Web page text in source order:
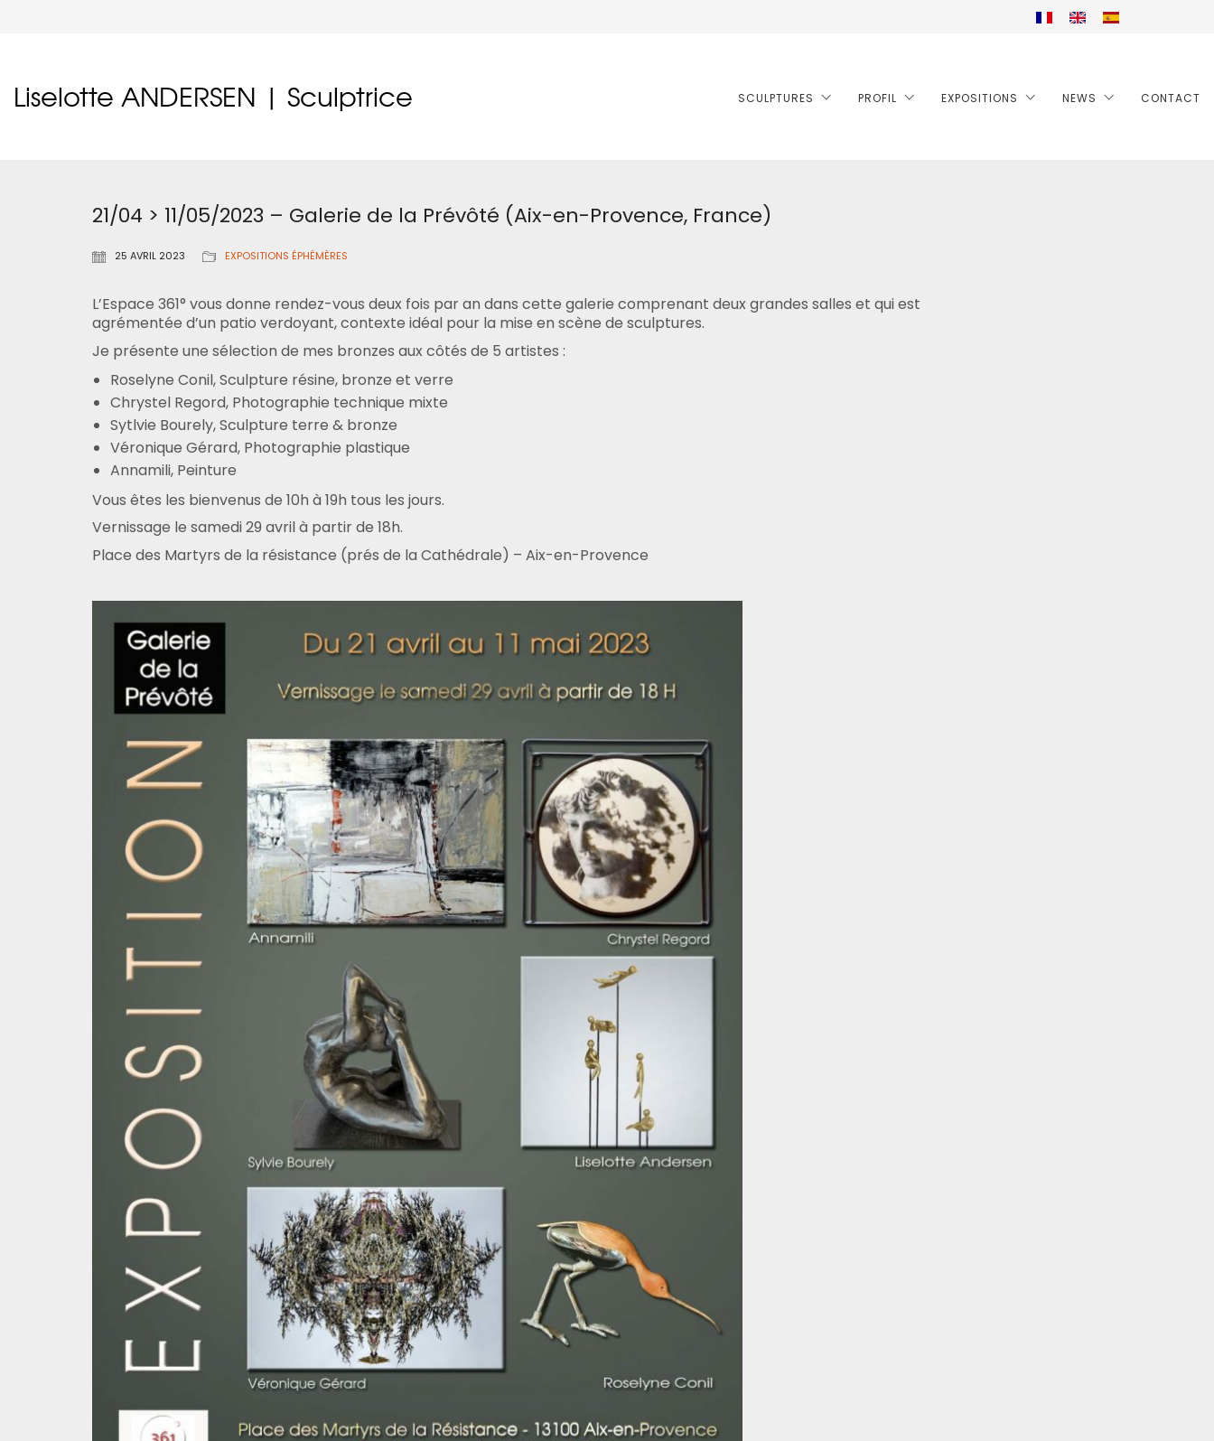
Liselotte ANDERSEN | Sculptrice SCULPTURES PROFIL EXPOSITIONS NEWS CONTACT
21/04 > 11/05/2023 – Galerie de la Prévôté (Aix-en-Provence, France)
25 AVRIL 2023 EXPOSITIONS ÉPHÉMÈRES
L’Espace 361° vous donne rendez-vous deux fois par an dans cette galerie comprenant deux grandes salles et qui est
agrémentée d’un patio verdoyant, contexte idéal pour la mise en scène de sculptures.
Je présente une sélection de mes bronzes aux côtés de 5 artistes :
Roselyne Conil, Sculpture résine, bronze et verre
Chrystel Regord, Photographie technique mixte
Sytlvie Bourely, Sculpture terre & bronze
Véronique Gérard, Photographie plastique
Annamili, Peinture
Vous êtes les bienvenus de 10h à 19h tous les jours.
Vernissage le samedi 29 avril à partir de 18h.
Place des Martyrs de la résistance (prés de la Cathédrale) – Aix-en-Provence